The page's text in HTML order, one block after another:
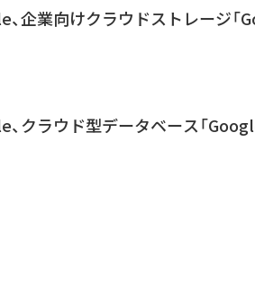
、企業向けクラウドストレージ
、クラウド型データベース「